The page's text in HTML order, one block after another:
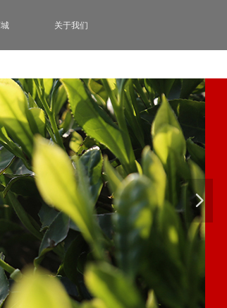
넲
关于我们